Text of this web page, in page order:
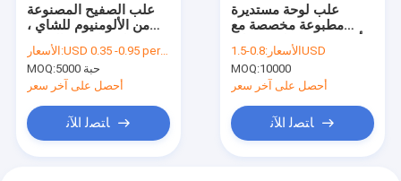
علب الصفيح المصنوعة
من الألومنيوم للشاي ،
علب البرغي العلوية
للشموع المستديرة ، علب
التوابل
الأسعار:USD 0.35 -0.95 per unit
MOQ:
5000 حبة
أحصل على آخر سعر
ﺎﺘﺼﻟ ﺍﻶﻧ
علب لوحة مستديرة
مطبوعة مخصصة مع
أنبوب برغي ملون بغطاء
رقائق الألومنيوم
الأسعار:0.8-1.5USD
MOQ:10000
أحصل على آخر سعر
ﺎﺘﺼﻟ ﺍﻶﻧ